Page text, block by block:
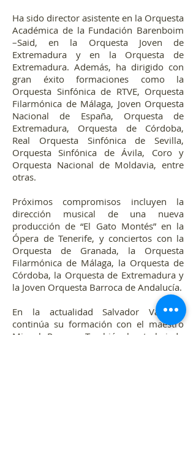
Ha sido director asistente en la Orquesta
Académica de la Fundación Barenboim
–Said, en la Orquesta Joven de
Extremadura y en la Orquesta de
Extremadura. Además, ha dirigido con
gran éxito formaciones como la
Orquesta Sinfónica de RTVE, Orquesta
Filarmónica de Málaga, Joven Orquesta
Nacional de España, Orquesta de
Extremadura, Orquesta de Córdoba,
Real Orquesta Sinfónica de Sevilla,
Orquesta Sinfónica de Ávila, Coro y
Orquesta Nacional de Moldavia, entre
otras.
Próximos compromisos incluyen la
dirección musical de una nueva
producción de “El Gato Montés” en la
Ópera de Tenerife, y conciertos con la
Orquesta de Granada, la Orquesta
Filarmónica de Málaga, la Orquesta de
Córdoba, la Orquesta de Extremadura y
la Joven Orquesta Barroca de Andalucía.
En la actualidad Salvador Vázquez
continúa su formación con el maestro
Miguel Romea. También ha trabajado